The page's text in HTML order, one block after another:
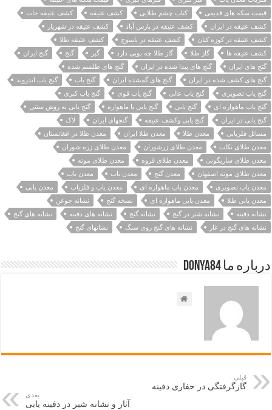
قیمت سکه های قدیمی
کتاب چشم طلایی کشف عتیقه
کشف عتیقه جات
کشف عتیقه در ایران
کشف عتیقه در پارس آباد
کشف عتیقه در شهریار
کشف عتیقه در کوزه کنان
کشف عتیقه در یاسوج
کشف عتیقه طلا
کشف عتیقه ها
گاز طلا گاز طلا چه بویی دارد گبر گنج
گنج ایران
گنج های ایران
گنج های پیدا شده در ایران
گنج های طلسم شده
گنج های کشف شده در ایران
گنج های گمشده ایران گنج یاب
گنج یاب اندروید
گنج یاب تصویری
گنج یاب عالی گنج یاب قوی
گنج یاب کبری
گنج یاب ماهواره ای
گنج یابی گنج یابی با ماهواره
گنج یابی به روش سنتی
گنج یابی در ایران
گنج یابی وکشف عتیقه گنجهای ایران
لاک
مسائل فلزیابی
معدن طلا معدن طلا ایران
معدن طلا در افغانستان
معدن طلای تکاب
معدن طلای زرشوران
معدن طلای زره شوران
معدن طلای ساریگونی
معدن طلای قروه
معدن طلای موته
معدن طلای موته اصفهان
معدن گنج معدن ياب
معدن یاب
معدن یاب تصویری
معدن یاب ماهواره ای معدن یاب و فلزیاب
معدن یابی
معدن یابی طلا
معدن یابی ماهواره ای نسخه گنج
نشانه جوغن
نشانه دفینه
نشانه شتر در گنج نشانه گنج نشانه های دفینه
نشانه های گنج
نشانه های گنج در غار
نشانه های گنج روی سنگ نشانهای گنج
درباره ما Donya84
قبلی
گازگرفتگی در حفاری دفینه
بعدی
آثار و نشانه شیر در دفینه یابی